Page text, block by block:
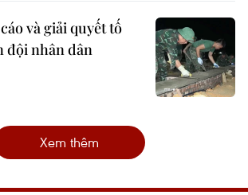
và giải quyết tố
đội nhân dân
Xem thêm